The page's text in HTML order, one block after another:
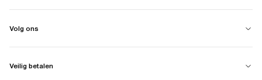
Volg ons
Veilig betalen